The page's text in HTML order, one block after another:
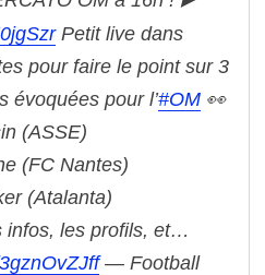
Petit live dans
pour faire le point sur 3
évoquées pour l’#OM 👀
(ASSE)
(FC Nantes)
(Atalanta)
infos, les profils, et…
— Football